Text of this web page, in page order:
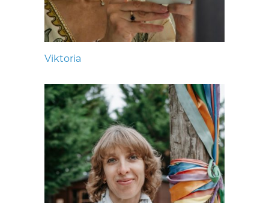
Viktoria